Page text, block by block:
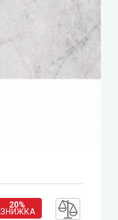
20%
ЗНИЖКА